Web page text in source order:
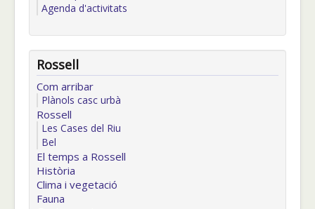
Agenda d'activitats
Rossell
Com arribar
Plànols casc urbà
Rossell
Les Cases del Riu
Bel
El temps a Rossell
Història
Clima i vegetació
Fauna